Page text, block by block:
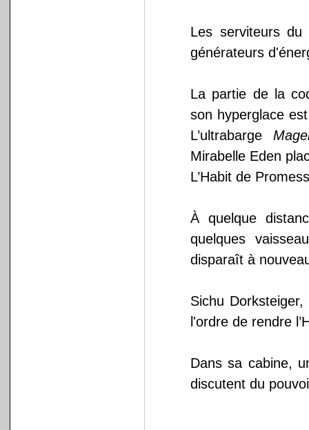
Les serviteurs du
générateurs
La partie de la
son hyperglace
L’ultrabarge
Mirabelle Eden
L’Habit de
À quelque
quelques
disparaît à
Sichu
l'ordre de rendre
Dans sa cabine,
discutent du